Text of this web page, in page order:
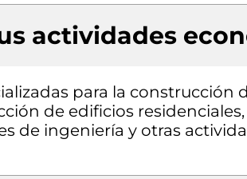
actividades
para la construcción
de edificios
de ingeniería y otras